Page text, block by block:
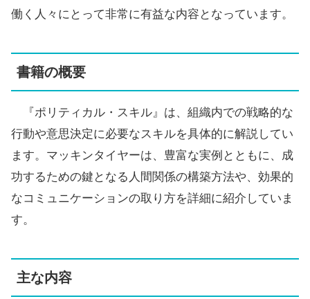
働く人々にとって非常に有益な内容となっています。
書籍の概要
『ポリティカル・スキル』は、組織内での戦略的な
行動や意思決定に必要なスキルを具体的に解説してい
ます。マッキンタイヤーは、豊富な実例とともに、成
功するための鍵となる人間関係の構築方法や、効果的
なコミュニケーションの取り方を詳細に紹介していま
す。
主な内容